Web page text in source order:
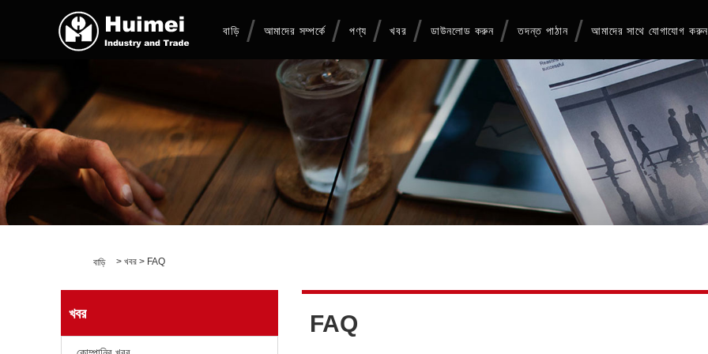
বাড়ি আমাদের সম্পর্কে পণ্য খবর ডাউনলোড করুন তদন্ত পাঠান আমাদের সাথে যোগাযোগ করুন
বাড়ি > খবর > FAQ
খবর FAQ